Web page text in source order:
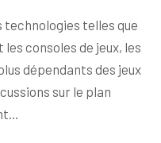
technologies telles que
consoles de jeux, les
dépendants des jeux
sur le plan